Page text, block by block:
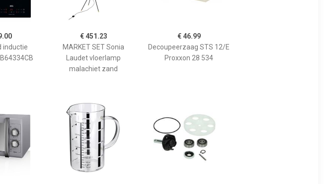
inductie
€ 451.23
MARKET SET Sonia
Laudet vloerlamp
malachiet zand
€ 46.99
Decoupeerzaag STS 12/E
Proxxon 28 534